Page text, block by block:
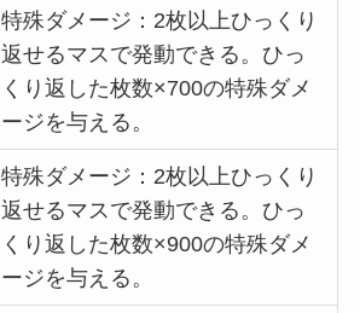
特殊ダメージ：2枚以上ひっくり
返せるマスで発動できる。ひっ
くり返した枚数×700の特殊ダメ
ージを与える。
特殊ダメージ：2枚以上ひっくり
返せるマスで発動できる。ひっ
くり返した枚数×900の特殊ダメ
ージを与える。